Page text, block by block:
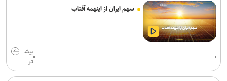
سالاری مشاور مدیرعامل پرسپولیس شد
تغییر ساختار در معاونت ورزشی باشگاه پرسپولیس؛ تشکیل سه مدیریت
آراسته به نساجی پیوست
سهم ایران از اینهمه آفتاب
بیش
تر